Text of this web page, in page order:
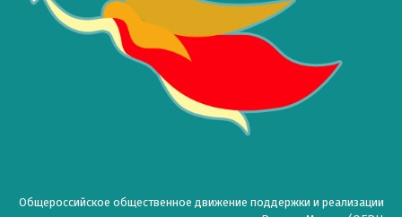
Общероссийское общественное движение поддержки и реализации